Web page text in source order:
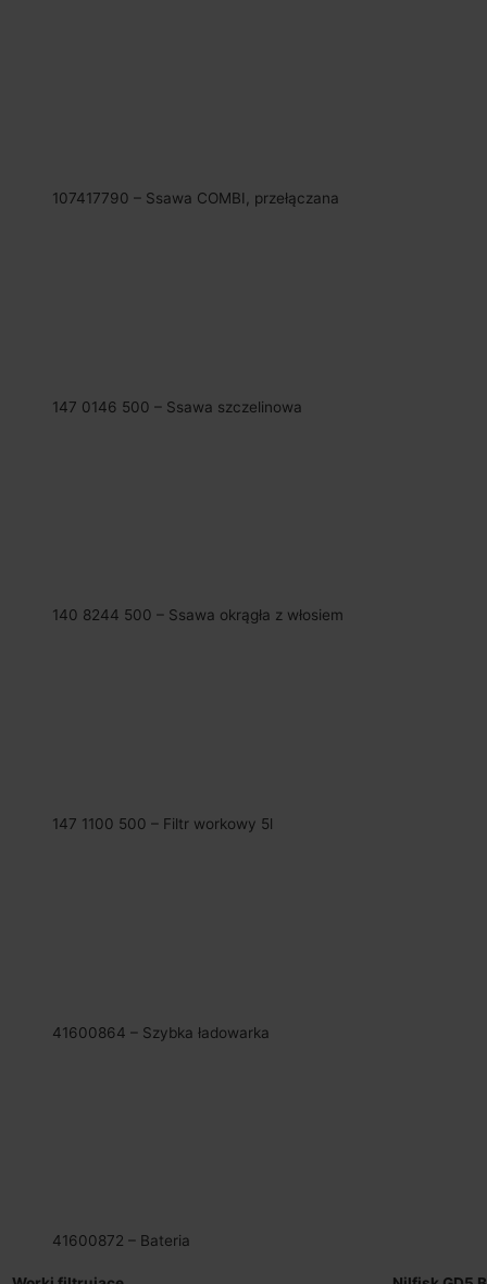
107417790 – Ssawa COMBI, przełączana
147 0146 500 – Ssawa szczelinowa
140 8244 500 – Ssawa okrągła z włosiem
147 1100 500 – Filtr workowy 5l
41600864 – Szybka ładowarka
41600872 – Bateria